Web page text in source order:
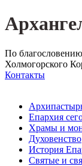
По
Холмогорского
Контакты
Епархия
Храмы и
Духовенство
История
Святые и